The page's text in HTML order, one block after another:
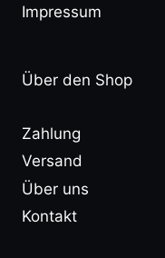
Impressum
Über den Shop
Zahlung
Versand
Über uns
Kontakt